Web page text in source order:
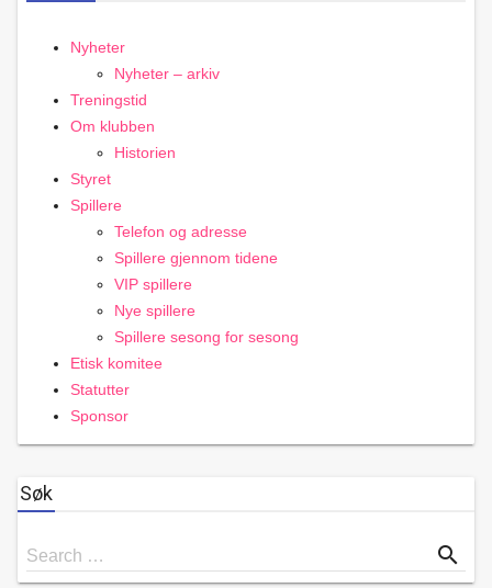
Nyheter
Nyheter – arkiv
Treningstid
Om klubben
Historien
Styret
Spillere
Telefon og adresse
Spillere gjennom tidene
VIP spillere
Nye spillere
Spillere sesong for sesong
Etisk komitee
Statutter
Sponsor
Søk
Search
for
Search … search